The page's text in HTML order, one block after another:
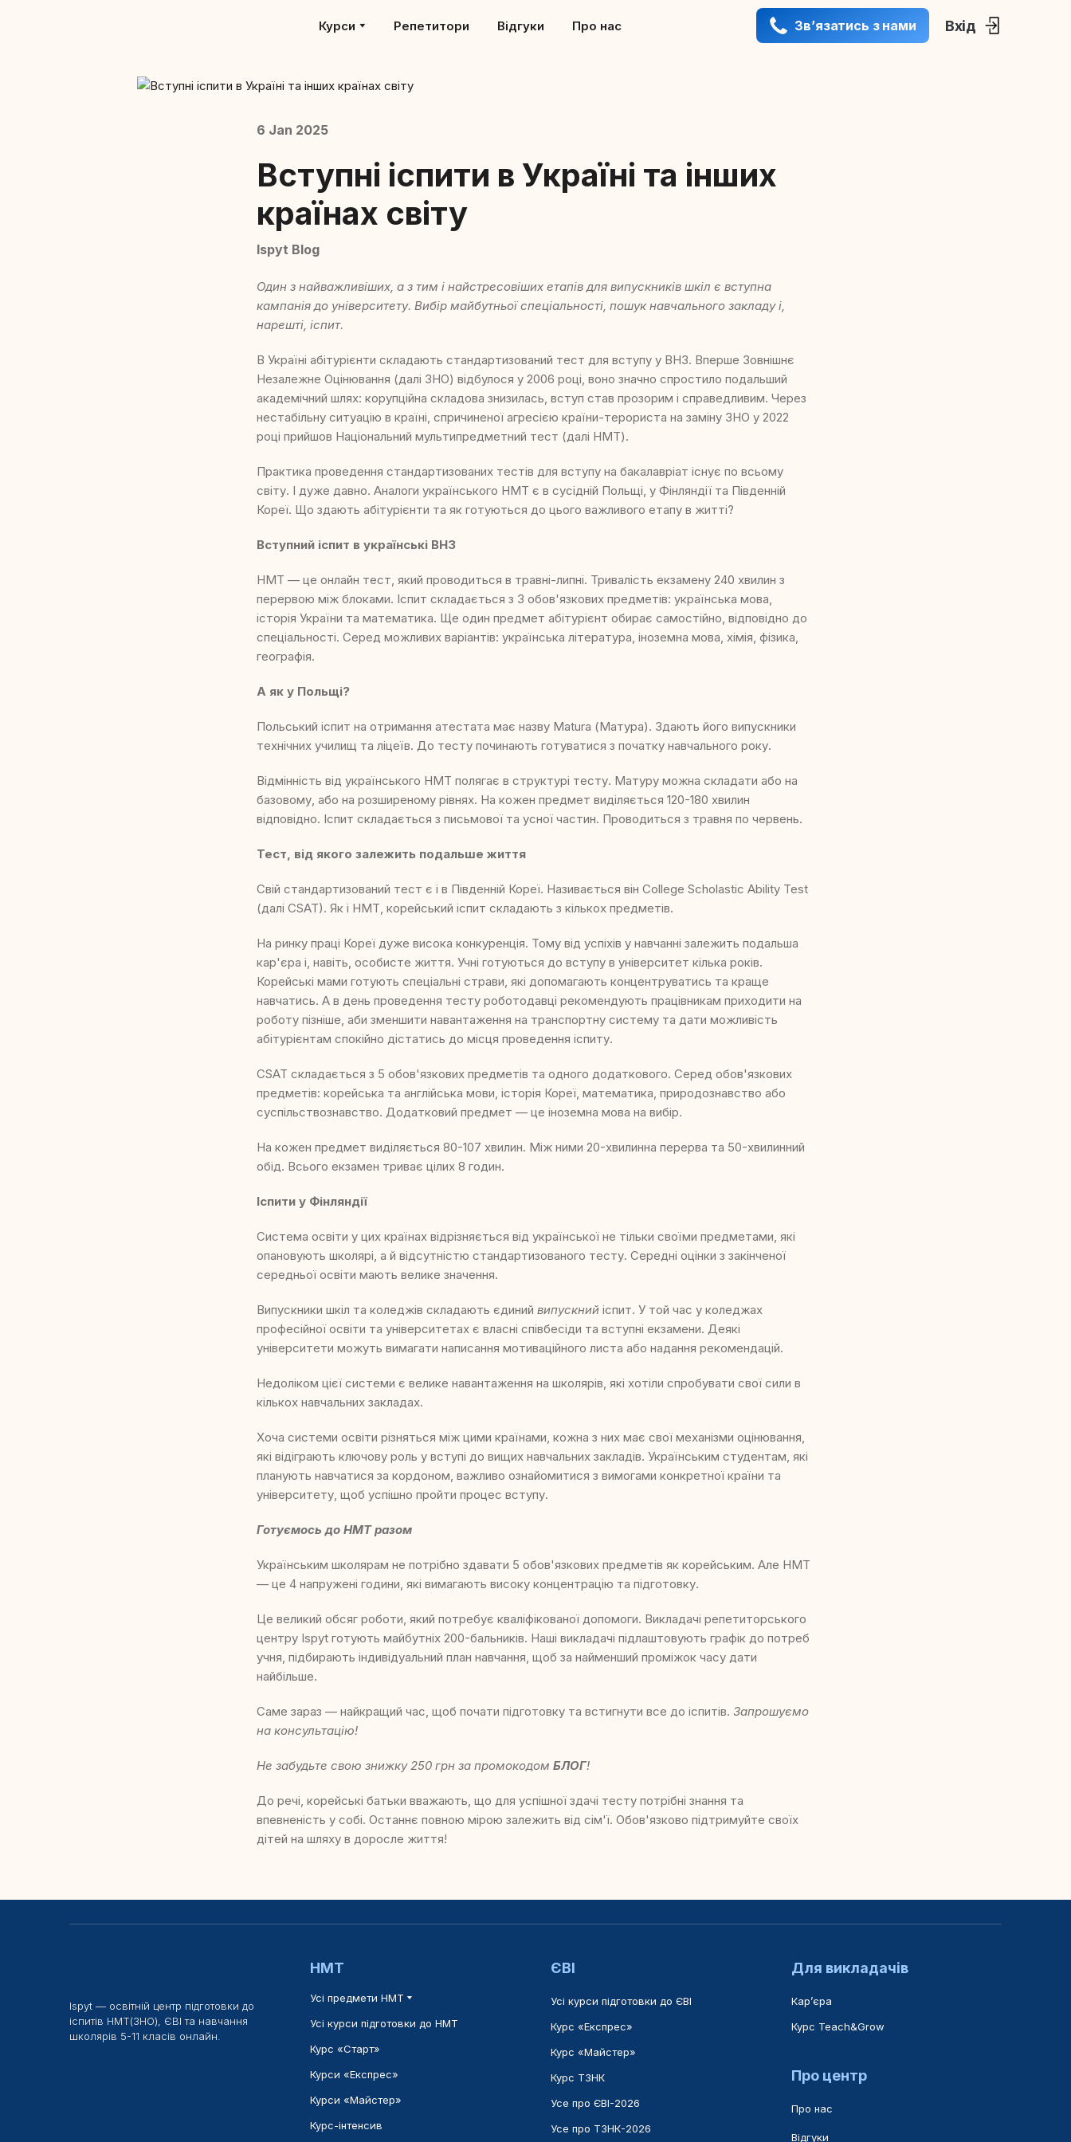
Курси Репетитори Відгуки Про нас Звʼязатись з нами Вхід
6 Jan 2025
Вступні іспити в Україні та інших
країнах світу
Ispyt Blog
Один з найважливіших, а з тим і найстресовіших етапів для випускників шкіл є вступна
кампанія до університету. Вибір майбутньої спеціальності, пошук навчального закладу і,
нарешті, іспит.
В Україні абітурієнти складають стандартизований тест для вступу у ВНЗ. Вперше Зовнішнє
Незалежне Оцінювання (далі ЗНО) відбулося у 2006 році, воно значно спростило подальший
академічний шлях: корупційна складова знизилась, вступ став прозорим і справедливим. Через
нестабільну ситуацію в країні, спричиненої агресією країни-терориста на заміну ЗНО у 2022
році прийшов Національний мультипредметний тест (далі НМТ).
Практика проведення стандартизованих тестів для вступу на бакалавріат існує по всьому
світу. І дуже давно. Аналоги українського НМТ є в сусідній Польщі, у Фінляндії та Південній
Кореї. Що здають абітурієнти та як готуються до цього важливого етапу в житті?
Вступний іспит в українські ВНЗ
НМТ — це онлайн тест, який проводиться в травні-липні. Тривалість екзамену 240 хвилин з
перервою між блоками. Іспит складається з 3 обов'язкових предметів: українська мова,
історія України та математика. Ще один предмет абітурієнт обирає самостійно, відповідно до
спеціальності. Серед можливих варіантів: українська література, іноземна мова, хімія, фізика,
географія.
А як у Польщі?
Польський іспит на отримання атестата має назву Matura (Матура). Здають його випускники
технічних училищ та ліцеїв. До тесту починають готуватися з початку навчального року.
Відмінність від українського НМТ полягає в структурі тесту. Матуру можна складати або на
базовому, або на розширеному рівнях. На кожен предмет виділяється 120-180 хвилин
відповідно. Іспит складається з письмової та усної частин. Проводиться з травня по червень.
Тест, від якого залежить подальше життя
Свій стандартизований тест є і в Південній Кореї. Називається він College Scholastic Ability Test
(далі CSAT). Як і НМТ, корейський іспит складають з кількох предметів.
На ринку праці Кореї дуже висока конкуренція. Тому від успіхів у навчанні залежить подальша
кар'єра і, навіть, особисте життя. Учні готуються до вступу в університет кілька років.
Корейські мами готують спеціальні страви, які допомагають концентруватись та краще
навчатись. А в день проведення тесту роботодавці рекомендують працівникам приходити на
роботу пізніше, аби зменшити навантаження на транспортну систему та дати можливість
абітурієнтам спокійно дістатись до місця проведення іспиту.
CSAT складається з 5 обов'язкових предметів та одного додаткового. Серед обов'язкових
предметів: корейська та англійська мови, історія Кореї, математика, природознавство або
суспільствознавство. Додатковий предмет — це іноземна мова на вибір.
На кожен предмет виділяється 80-107 хвилин. Між ними 20-хвилинна перерва та 50-хвилинний
обід. Всього екзамен триває цілих 8 годин.
Іспити у Фінляндії
Система освіти у цих країнах відрізняється від української не тільки своїми предметами, які
опановують школярі, а й відсутністю стандартизованого тесту. Середні оцінки з закінченої
середньої освіти мають велике значення.
Випускники шкіл та коледжів складають єдиний випускний іспит. У той час у коледжах
професійної освіти та університетах є власні співбесіди та вступні екзамени. Деякі
університети можуть вимагати написання мотиваційного листа або надання рекомендацій.
Недоліком цієї системи є велике навантаження на школярів, які хотіли спробувати свої сили в
кількох навчальних закладах.
Хоча системи освіти різняться між цими країнами, кожна з них має свої механізми оцінювання,
які відіграють ключову роль у вступі до вищих навчальних закладів. Українським студентам, які
планують навчатися за кордоном, важливо ознайомитися з вимогами конкретної країни та
університету, щоб успішно пройти процес вступу.
Готуємось до НМТ разом
Українським школярам не потрібно здавати 5 обов'язкових предметів як корейським. Але НМТ
— це 4 напружені години, які вимагають високу концентрацію та підготовку.
Це великий обсяг роботи, який потребує кваліфікованої допомоги. Викладачі репетиторського
центру Ispyt готують майбутніх 200-бальників. Наші викладачі підлаштовують графік до потреб
учня, підбирають індивідуальний план навчання, щоб за найменший проміжок часу дати
найбільше.
Саме зараз — найкращий час, щоб почати підготовку та встигнути все до іспитів. Запрошуємо
на консультацію!
Не забудьте свою знижку 250 грн за промокодом БЛОГ!
До речі, корейські батьки вважають, що для успішної здачі тесту потрібні знання та
впевненість у собі. Останнє повною мірою залежить від сім'ї. Обов'язково підтримуйте своїх
дітей на шляху в доросле життя!
Ispyt — освітній центр підготовки до
іспитів НМТ(ЗНО), ЄВІ та навчання
школярів 5-11 класів онлайн.
НМТ
Усі предмети НМТ
Усі курси підготовки до НМТ
Курс «Старт»
Курси «Експрес»
Курси «Майстер»
Курс-інтенсив
ЄВІ
Усі курси підготовки до ЄВІ
Курс «Експрес»
Курс «Майстер»
Курс ТЗНК
Усе про ЄВІ-2026
Усе про ТЗНК-2026
Для викладачів
Карʼєра
Курс Teach&Grow
Про центр
Про нас
Відгуки